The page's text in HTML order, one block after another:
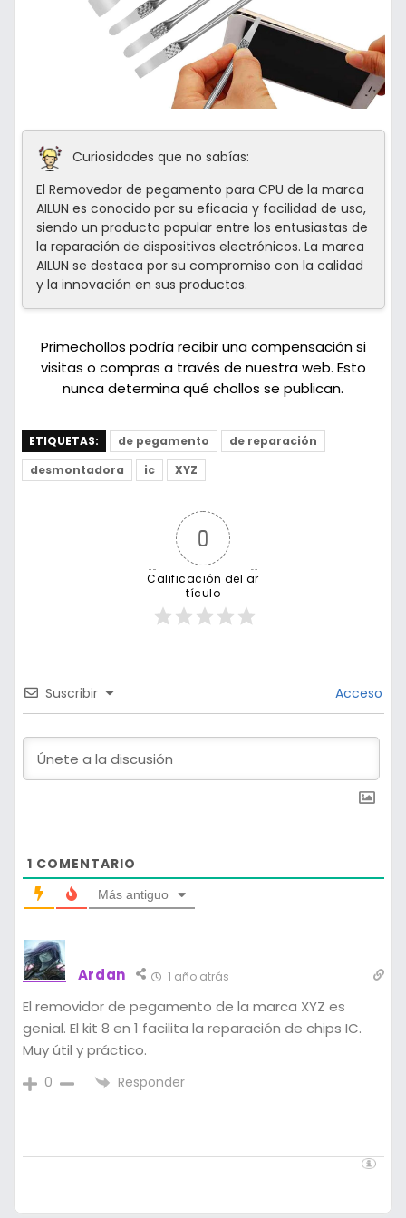
Curiosidades que no sabías:
El Removedor de pegamento para CPU de la marca
AILUN es conocido por su eficacia y facilidad de uso,
siendo un producto popular entre los entusiastas de
la reparación de dispositivos electrónicos. La marca
AILUN se destaca por su compromiso con la calidad
y la innovación en sus productos.
Primechollos podría recibir una compensación si
visitas o compras a través de nuestra web. Esto
nunca determina qué chollos se publican.
ETIQUETAS: de pegamento
de reparación
desmontadora
ic XYZ
0
Calificación del ar
tículo
Suscribir Acceso
1 COMENTARIO
Más antiguo
Ardan 1 año atrás
El removidor de pegamento de la marca XYZ es
genial. El kit 8 en 1 facilita la reparación de chips IC.
Muy útil y práctico.
0 Responder